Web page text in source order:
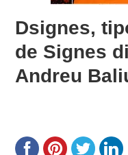
Dsignes,
de Signes
Andreu